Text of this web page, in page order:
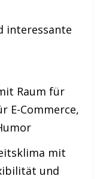
interessante
Raum für
E-Commerce,
mit
und